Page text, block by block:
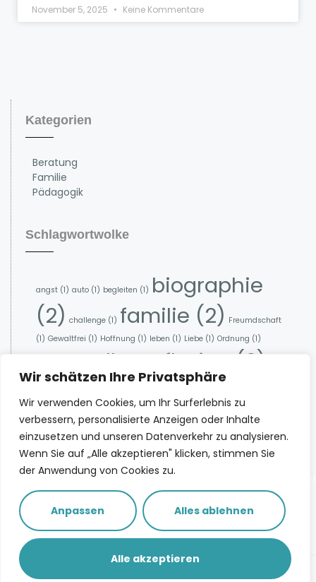
Wir schätzen Ihre Privatsphäre
Wir verwenden Cookies, um Ihr Surferlebnis zu
verbessern, personalisierte Anzeigen oder Inhalte
einzusetzen und unseren Datenverkehr zu analysieren.
Wenn Sie auf „Alle akzeptieren" klicken, stimmen Sie
der Anwendung von Cookies zu.
Anpassen Alles ablehnen
Alle akzeptieren
November 5, 2025 Keine Kommentare
Kategorien
Beratung
Familie
Pädagogik
Schlagwortwolke
angst (1) auto (1) begleiten (1) biographie
(2) challenge (1) familie (2) Freumdschaft
(1) Gewaltfrei (1) Hoffnung (1) leben (1) Liebe (1) Ordnung (1)
selbstreflexion (2)
zukunft(1)
Spotify Deezer
Apple Podcasts
YouTube
info@ritajorra.de
Impressum
Eine Nachricht
Workshop
Datenschutz
© ritajorra.de - Alle Rechte vorbehalten